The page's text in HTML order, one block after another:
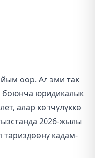
оор. Ал эми так
боюнча юридикалык
алар көпчүлүккө
2026-жылы
тариздөөнү кадам-